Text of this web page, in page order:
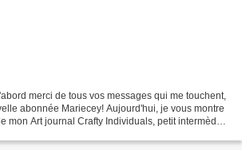
merci de tous vos messages qui me touchent,
abonnée Mariecey! Aujourd'hui, je vous montre
mon Art journal Crafty Individuals, petit intermède